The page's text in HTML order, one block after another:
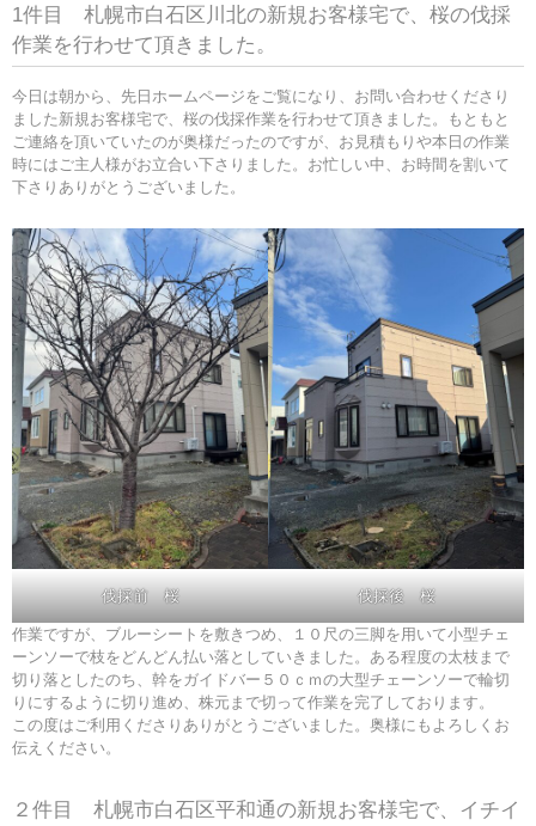
1件目 札幌市白石区川北の新規お客様宅で、桜の伐採
作業を行わせて頂きました。
今日は朝から、先日ホームページをご覧になり、お問い合わせくださり
ました新規お客様宅で、桜の伐採作業を行わせて頂きました。もともと
ご連絡を頂いていたのが奥様だったのですが、お見積もりや本日の作業
時にはご主人様がお立合い下さりました。お忙しい中、お時間を割いて
下さりありがとうございました。
伐採前 桜 伐採後 桜
作業ですが、ブルーシートを敷きつめ、１０尺の三脚を用いて小型チェ
ーンソーで枝をどんどん払い落としていきました。ある程度の太枝まで
切り落としたのち、幹をガイドバー５０ｃｍの大型チェーンソーで輪切
りにするように切り進め、株元まで切って作業を完了しております。
この度はご利用くださりありがとうございました。奥様にもよろしくお
伝えください。
２件目 札幌市白石区平和通の新規お客様宅で、イチイ